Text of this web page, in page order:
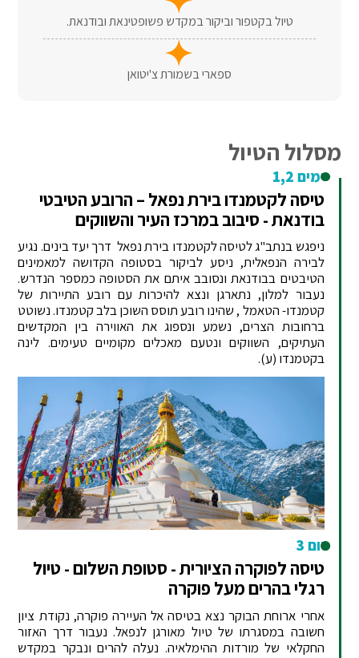
טיול בקטפור וביקור במקדש פשופטינאת ובודנאת.
ספארי בשמורת צ'יטואן
מסלול הטיול
ימים 1,2
טיסה לקטמנדו בירת נפאל – הרובע הטיבטי
בודנאת - סיבוב במרכז העיר והשווקים
ניפגש בנתב"ג לטיסה לקטמנדו בירת נפאל דרך יעד בינים. נגיע
לבירה הנפאלית, ניסע לביקור בסטופה הקדושה למאמינים
הטיבטים בבודנאת ונסובב איתם את הסטופה כמספר הנדרש.
נעבור למלון, נתארגן ונצא להיכרות עם רובע התיירות של
קטמנדו- הטאמל , שהינו רובע תוסס השוכן בלב קטמנדו. נשוטט
ברחובות הצרים, נשמע ונספוג את האווירה בין המקדשים
העתיקים, השווקים ונטעם מאכלים מקומיים טעימים. לינה
בקטמנדו (ע).
יום 3
טיסה לפוקרה הציורית - סטופת השלום - טיול
רגלי בהרים מעל פוקרה
אחרי ארוחת הבוקר נצא בטיסה אל העיירה פוקרה, נקודת ציון
חשובה במסגרתו של טיול מאורגן לנפאל. נעבור דרך האזור
החקלאי של מורדות ההימלאיה. נעלה להרים ונבקר במקדש